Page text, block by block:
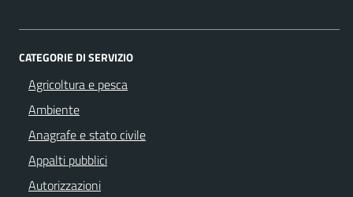
CATEGORIE DI SERVIZIO
Agricoltura e pesca
Ambiente
Anagrafe e stato civile
Appalti pubblici
Autorizzazioni